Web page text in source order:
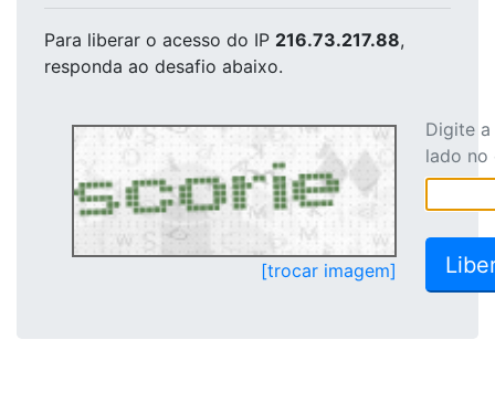
Para liberar o acesso do IP 216.73.217.88,
responda ao desafio abaixo.
[trocar imagem]
Digite
lado no